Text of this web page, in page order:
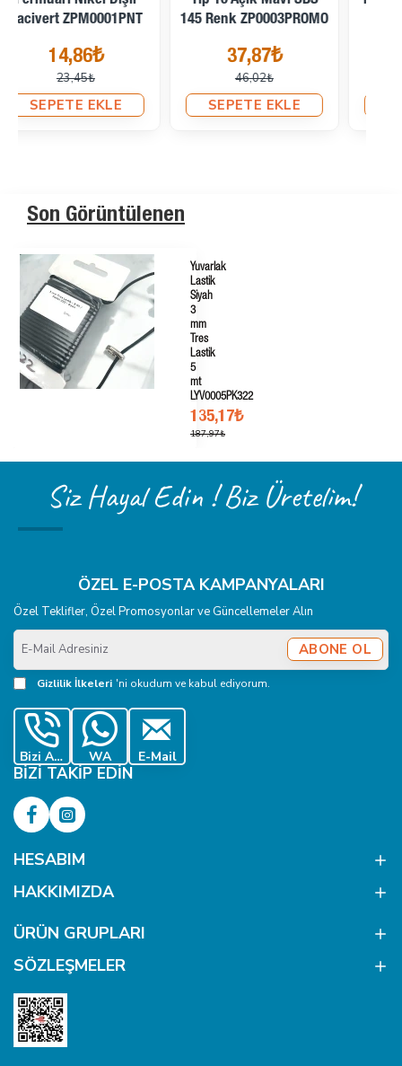
145 Renk ZP0003PROMO
37,87₺
46,02₺
SEPETE EKLE
Renk ZP0004PROMO
41,07₺
48,79₺
SEPETE EKLE
Son Görüntülenen
Yuvarlak
Lastik
Siyah
3
mm
Tres
Lastik
5
mt
LYV0005PK322
135,17₺
187,97₺
Siz Hayal Edin ! Biz Üretelim!
ÖZEL E-POSTA KAMPANYALARI
Özel Teklifler, Özel Promosyonlar ve Güncellemeler Alın
E-
Mail
Adresiniz
ABONE OL
Gizlilik İlkeleri 'ni okudum ve kabul ediyorum.
Bizi Ara WA E-Mail
BIZI TAKIP EDIN
HESABIM
HAKKIMIZDA
ÜRÜN GRUPLARI
SÖZLEŞMELER